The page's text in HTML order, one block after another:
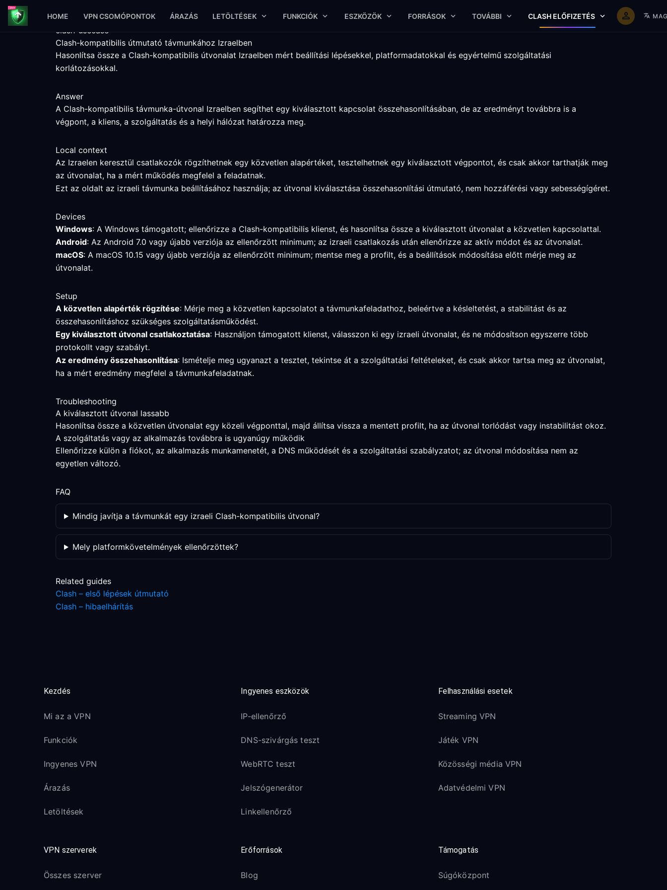
HOME VPN CSOMÓPONTOK ÁRAZÁS LETÖLTÉSEK FUNKCIÓK ESZKÖZÖK FORRÁSOK TOVÁBBI CLASH ELŐFIZETÉS
clash-usecase
Clash-kompatibilis útmutató távmunkához Izraelben
Hasonlítsa össze a Clash-kompatibilis útvonalat Izraelben mért beállítási lépésekkel, platformadatokkal és egyértelmű szolgáltatási
korlátozásokkal.
Answer
A Clash-kompatibilis távmunka-útvonal Izraelben segíthet egy kiválasztott kapcsolat összehasonlításában, de az eredményt továbbra is a
végpont, a kliens, a szolgáltatás és a helyi hálózat határozza meg.
Local context
Az Izraelen keresztül csatlakozók rögzíthetnek egy közvetlen alapértéket, tesztelhetnek egy kiválasztott végpontot, és csak akkor tarthatják meg
az útvonalat, ha a mért működés megfelel a feladatnak.
Ezt az oldalt az izraeli távmunka beállításához használja; az útvonal kiválasztása összehasonlítási útmutató, nem hozzáférési vagy sebességígéret.
Devices
Windows: A Windows támogatott; ellenőrizze a Clash-kompatibilis klienst, és hasonlítsa össze a kiválasztott útvonalat a közvetlen kapcsolattal.
Android: Az Android 7.0 vagy újabb verziója az ellenőrzött minimum; az izraeli csatlakozás után ellenőrizze az aktív módot és az útvonalat.
macOS: A macOS 10.15 vagy újabb verziója az ellenőrzött minimum; mentse meg a profilt, és a beállítások módosítása előtt mérje meg az
útvonalat.
Setup
A közvetlen alapérték rögzítése: Mérje meg a közvetlen kapcsolatot a távmunkafeladathoz, beleértve a késleltetést, a stabilitást és az
összehasonlításhoz szükséges szolgáltatásműködést.
Egy kiválasztott útvonal csatlakoztatása: Használjon támogatott klienst, válasszon ki egy izraeli útvonalat, és ne módosítson egyszerre több
protokollt vagy szabályt.
Az eredmény összehasonlítása: Ismételje meg ugyanazt a tesztet, tekintse át a szolgáltatási feltételeket, és csak akkor tartsa meg az útvonalat,
ha a mért eredmény megfelel a távmunkafeladatnak.
Troubleshooting
A kiválasztott útvonal lassabb
Hasonlítsa össze a közvetlen útvonalat egy közeli végponttal, majd állítsa vissza a mentett profilt, ha az útvonal torlódást vagy instabilitást okoz.
A szolgáltatás vagy az alkalmazás továbbra is ugyanúgy működik
Ellenőrizze külön a fiókot, az alkalmazás munkamenetét, a DNS működését és a szolgáltatási szabályzatot; az útvonal módosítása nem az
egyetlen változó.
FAQ
Mindig javítja a távmunkát egy izraeli Clash-kompatibilis útvonal?
Mely platformkövetelmények ellenőrzöttek?
Related guides
Clash – első lépések útmutató
Clash – hibaelhárítás
Kezdés
Mi az a VPN
Funkciók
Ingyenes VPN
Árazás
Letöltések
Ingyenes eszközök
IP-ellenőrző
DNS-szivárgás teszt
WebRTC teszt
Jelszógenerátor
Linkellenőrző
Felhasználási esetek
Streaming VPN
Játék VPN
Közösségi média VPN
Adatvédelmi VPN
VPN szerverek
Összes szerver
Erőforrások
Blog
Támogatás
Súgóközpont